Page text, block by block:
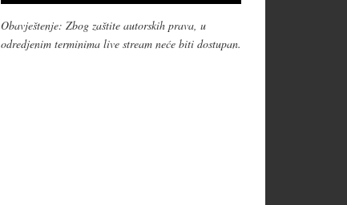
Obavještenje: Zbog zaštite autorskih prava, u
odredjenim terminima live stream neće biti dostupan.